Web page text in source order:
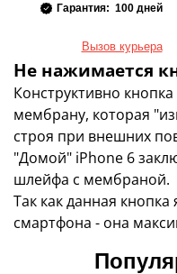
Гарантия: 100 дней
Вызов курьера
Не нажимается
Конструктивно
мембрану, которая
строя при внешних
"Домой" iPhone 6
шлейфа с мембраной.
Так как данная
смартфона - она